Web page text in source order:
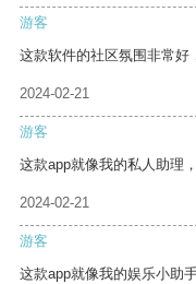
游客
这款软件的社区氛围非常好
2024-02-21
游客
这款app就像我的私人助理
2024-02-21
游客
这款app就像我的娱乐小助